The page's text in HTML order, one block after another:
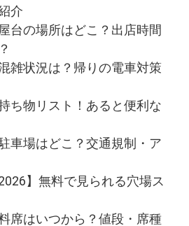
介
台の場所はどこ？出店時間
雑状況は？帰りの電車対策
ち物リスト！あると便利な
車場はどこ？交通規制・ア
】無料で見られる穴場ス
席はいつから？値段・席種